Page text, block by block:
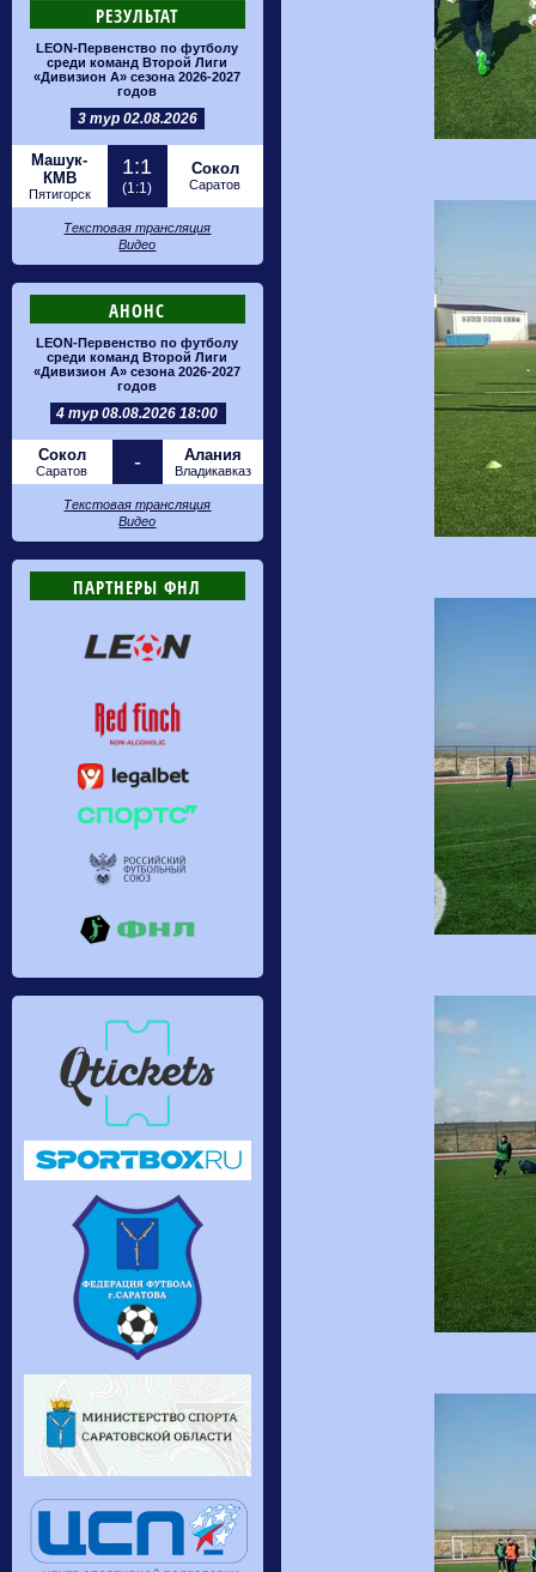
РЕЗУЛЬТАТ
LEON-Первенство по футболу
среди команд Второй Лиги
«Дивизион А» сезона 2026-2027
годов
3 тур 02.08.2026
Машук-
КМВ
Пятигорск
1:1
(1:1)
Сокол
Саратов
Текстовая трансляция
Видео
АНОНС
LEON-Первенство по футболу
среди команд Второй Лиги
«Дивизион А» сезона 2026-2027
годов
4 тур 08.08.2026 18:00
Сокол
Саратов - Алания
Владикавказ
Текстовая трансляция
Видео
ПАРТНЕРЫ ФНЛ